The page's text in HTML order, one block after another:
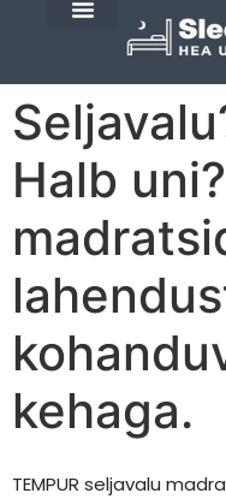
Halb
kehaga.
TEMPUR seljavalu